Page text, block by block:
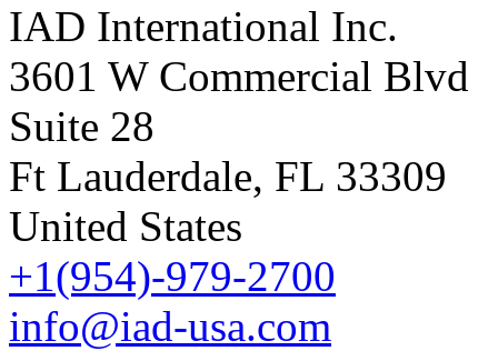
IAD International Inc.
3601 W Commercial Blvd
Suite 28
Ft Lauderdale, FL 33309
United States
+1(954)-979-2700
info@iad-usa.com